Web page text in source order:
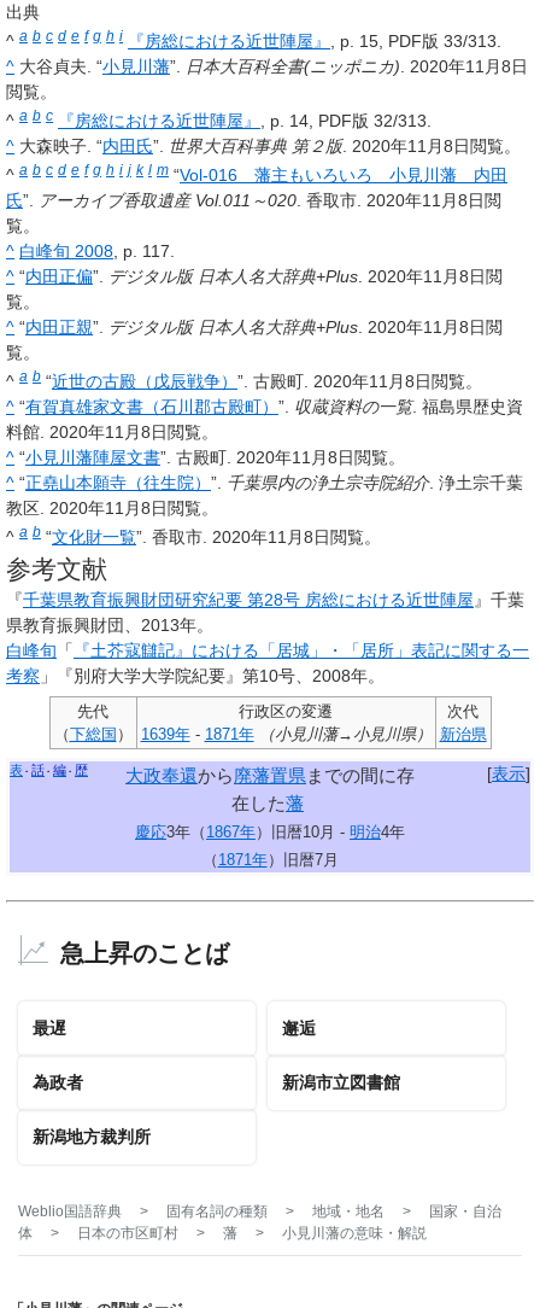
出典
^ a b c d e f g h i 『房総における近世陣屋』
, p. 15, PDF版 33/313.
^ 大谷貞夫. “小見川藩”. 日本大百科全書(ニッポニカ) . 2020年11月8日
閲覧。
^ a b c 『房総における近世陣屋』
, p. 14, PDF版 32/313.
^ 大森映子. “内田氏”. 世界大百科事典 第２版. 2020年11月8日閲覧。
^ a b c d e f g h i j k l m “Vol-016 藩主もいろいろ 小見川藩 内田
氏”. アーカイブ香取遺産 Vol.011～020 . 香取市. 2020年11月8日閲
覧。
^ 白峰旬 2008 , p. 117.
^ “内田正偏”. デジタル版 日本人名大辞典+Plus . 2020年11月8日閲
覧。
^ “内田正親”. デジタル版 日本人名大辞典+Plus . 2020年11月8日閲
覧。
^ a b “近世の古殿（戊辰戦争） ”. 古殿町. 2020年11月8日閲覧。
^ “有賀真雄家文書（石川郡古殿町） ”. 収蔵資料の一覧. 福島県歴史資
料館. 2020年11月8日閲覧。
^ “小見川藩陣屋文書”. 古殿町. 2020年11月8日閲覧。
^ “正堯山本願寺（往生院） ”. 千葉県内の浄土宗寺院紹介. 浄土宗千葉
教区. 2020年11月8日閲覧。
^ a b “文化財一覧”. 香取市. 2020年11月8日閲覧。
参考文献
『千葉県教育振興財団研究紀要 第28号 房総における近世陣屋 』千葉
県教育振興財団、2013年。
白峰旬 「 『土芥寇讎記』における「居城」・「居所」表記に関する一
考察 」『別府大学大学院紀要』第10号、2008年。
先代
（下総国 ）
行政区の変遷
1639年- 1871年 （小見川藩→小見川県）
次代
新治県
[表示]
表 話 編 歴 大政奉還から廃藩置県 までの間に存
在した藩
慶応3年（ 1867年）旧暦10月 - 明治4年
（ 1871年）旧暦7月
急上昇のことば
最遅 邂逅
為政者 新潟市立図書館
新潟地方裁判所
Weblio国語辞典 > 固有名詞の種類 > 地域・地名 >
国家・自治
体
> 日本の市区町村 > 藩 > 小見川藩の意味・解説